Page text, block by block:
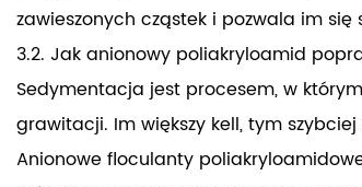
zawieszonych cząstek i pozwala im
3.2. Jak anionowy poliakryloamid
Sedymentacja jest procesem, w
grawitacji. Im większy kell, tym
Anionowe floculanty